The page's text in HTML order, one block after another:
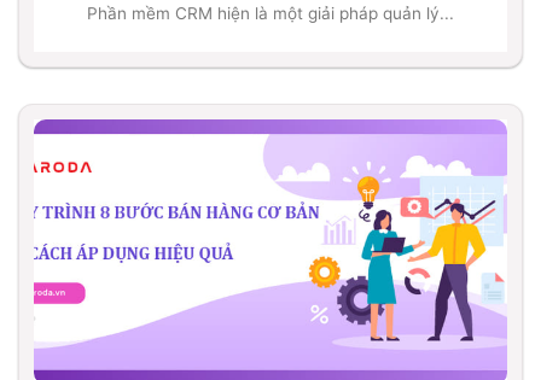
Phần mềm CRM hiện là một giải pháp quản lý...